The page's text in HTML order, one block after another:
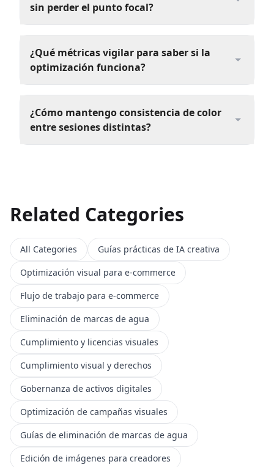
sin perder el punto focal?
¿Qué métricas vigilar para saber si la
optimización funciona?
¿Cómo mantengo consistencia de color
entre sesiones distintas?
Related Categories
All Categories
Guías prácticas de IA creativa
Optimización visual para e-commerce
Flujo de trabajo para e-commerce
Eliminación de marcas de agua
Cumplimiento y licencias visuales
Cumplimiento visual y derechos
Gobernanza de activos digitales
Optimización de campañas visuales
Guías de eliminación de marcas de agua
Edición de imágenes para creadores